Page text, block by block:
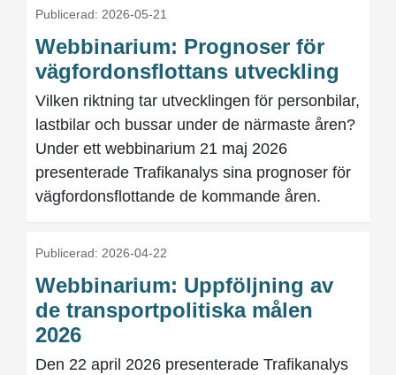
Publicerad: 2026-05-21
Webbinarium: Prognoser för
vägfordonsflottans utveckling
Vilken riktning tar utvecklingen för personbilar,
lastbilar och bussar under de närmaste åren?
Under ett webbinarium 21 maj 2026
presenterade Trafikanalys sina prognoser för
vägfordonsflottande de kommande åren.
Publicerad: 2026-04-22
Webbinarium: Uppföljning av
de transportpolitiska målen
2026
Den 22 april 2026 presenterade Trafikanalys